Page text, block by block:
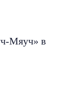
Мяуч» в